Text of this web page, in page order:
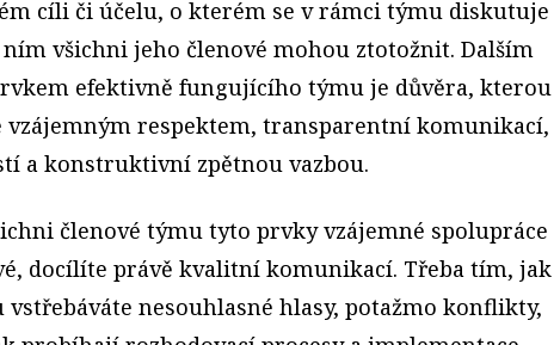
cíli či účelu, o kterém se v rámci týmu diskutuje
ním všichni jeho členové mohou ztotožnit. Dalším
efektivně fungujícího týmu je důvěra, kterou
vzájemným respektem, transparentní komunikací,
a konstruktivní zpětnou vazbou.
členové týmu tyto prvky vzájemné spolupráce
docílíte právě kvalitní komunikací. Třeba tím, jak
vstřebáváte nesouhlasné hlasy, potažmo konflikty,